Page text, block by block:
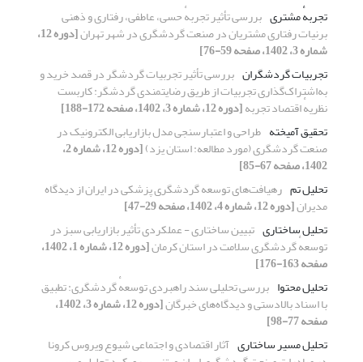
تجربهٔ مشتری بررسی تأثیر تجربهٔ‌ حسی، عاطفی، رفتاری و ذهنی
برنیات رفتاری مشتریان در صنعت گردشگری در شهر تهران [دوره 12،
شماره 3، 1402، صفحه 59-76]
تجربیات گردشگران بررسی تأثیر تجربیات گردشگر در قصد خرید و
به‌اشتراک‌گذاری تجربیات از طریق رضایتمندی گردشگر: کاربست
نظریهٔ اقتصاد تجربه[دوره 12، شماره 3، 1402، صفحه 172-188]
تحقیق آمیخته طراحی و اعتبارسنجی مدل بازاریابی الکترونیک در
صنعت گردشگری (مورد مطالعه: استان یزد) [دوره 12، شماره 2،
1402، صفحه 67-85]
تحلیل تم رهیافت‌های توسعه گردشگری پزشکی در ایران از دیدگاه
مدیران[دوره 12، شماره 4، 1402، صفحه 29-47]
تحلیل ساختاری تبیین ساختاری - عملکردی تأثیر بازاریابی سبز در
توسعهٔ گردشگری سلامت در استان کرمان [دوره 12، شماره 1، 1402،
صفحه 163-176]
تحلیل محتوا بررسی تحلیلی سند راهبردی توسعهٔ گردشگری: تطبیق
با اسناد بالادستی و دیدگاه‌های خبرگان [دوره 12، شماره 3، 1402،
صفحه 77-98]
تحلیل مسیر ساختاری آثار اقتصادی و اجتماعی شیوع ویروس کرونا